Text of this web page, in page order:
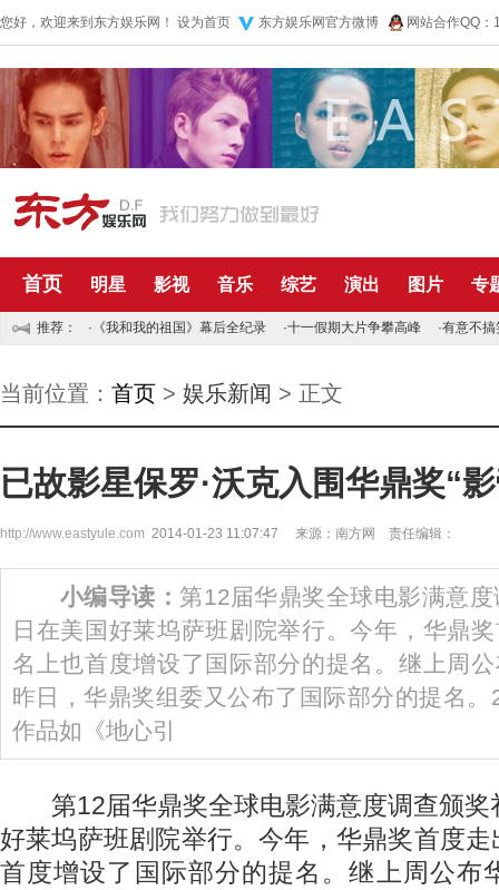
您好，欢迎来到东方娱乐网！ 设为首页 东方娱乐网官方微博 网站合作QQ
首页 明星 影视 音乐 综艺 演出 图片 专
推荐： · 《我和我的祖国》幕后全纪录 ·十一假期大片争攀高峰 ·有意不搞
当前位置： 首页 > 娱乐新闻 > 正文
已故影星保罗·沃克入围华鼎奖“
http://www.eastyule.com 2014-01-23 11:07:47 来源：南方网 责任编辑：
小编导读： 第12届华鼎奖全球电影满意
日在美国好莱坞萨班剧院举行。今年，华鼎
名上也首度增设了国际部分的提名。继上周
昨日，华鼎奖组委又公布了国际部分的提名
作品如《地心引
第12届华鼎奖全球电影满意度调查颁奖
好莱坞萨班剧院举行。今年，华鼎奖首度
首度增设了国际部分的提名。继上周公布